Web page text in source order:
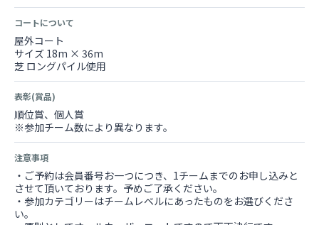
コートについて
屋外コート
サイズ 18m × 36m
芝 ロングパイル使用
表彰(賞品)
順位賞、個人賞
※参加チーム数により異なります。
注意事項
・ご予約は会員番号お一つにつき、1チームまでのお申し込みと
させて頂いております。予めご了承ください。
・参加カテゴリーはチームレベルにあったものをお選びくださ
い。